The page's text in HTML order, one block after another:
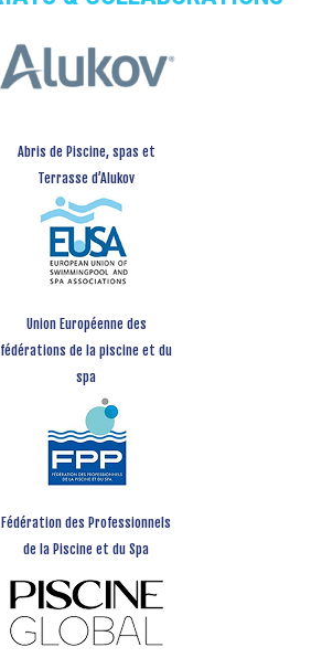
Abris de Piscine, spas et
Terrasse d’Alukov
Union Européenne des
fédérations de la piscine et du
spa
Fédération des Professionnels
de la Piscine et du Spa